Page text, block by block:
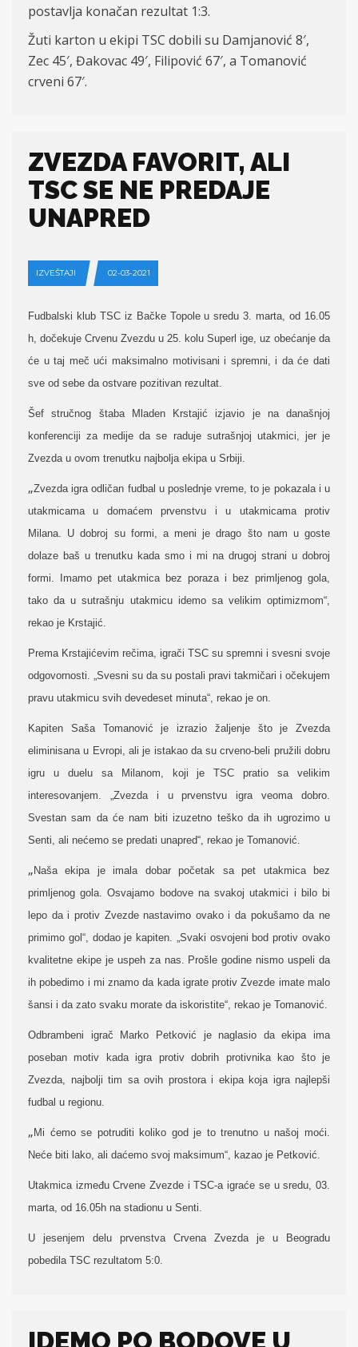
postavlja konačan rezultat 1:3.
Žuti karton u ekipi TSC dobili su Damjanović 8′,
Zec 45′, Đakovac 49′, Filipović 67′, a Tomanović
crveni 67′.
ZVEZDA FAVORIT, ALI
TSC SE NE PREDAJE
UNAPRED
IZVEŠTAJI 02-03-2021
Fudbalski klub TSC iz Bačke Topole u sredu 3. marta, od 16.05
h, dočekuje Crvenu Zvezdu u 25. kolu Superl ige, uz obećanje da
će u taj meč ući maksimalno motivisani i spremni, i da će dati
sve od sebe da ostvare pozitivan rezultat.
Šef stručnog štaba Mladen Krstajić izjavio je na današnjoj
konferenciji za medije da se raduje sutrašnjoj utakmici, jer je
Zvezda u ovom trenutku najbolja ekipa u Srbiji.
„Zvezda igra odličan fudbal u poslednje vreme, to je pokazala i u
utakmicama u domaćem prvenstvu i u utakmicama protiv
Milana. U dobroj su formi, a meni je drago što nam u goste
dolaze baš u trenutku kada smo i mi na drugoj strani u dobroj
formi. Imamo pet utakmica bez poraza i bez primljenog gola,
tako da u sutrašnju utakmicu idemo sa velikim optimizmom“,
rekao je Krstajić.
Prema Krstajićevim rečima, igrači TSC su spremni i svesni svoje
odgovornosti. „Svesni su da su postali pravi takmičari i očekujem
pravu utakmicu svih devedeset minuta“, rekao je on.
Kapiten Saša Tomanović je izrazio žaljenje što je Zvezda
eliminisana u Evropi, ali je istakao da su crveno-beli pružili dobru
igru u duelu sa Milanom, koji je TSC pratio sa velikim
interesovanjem. „Zvezda i u prvenstvu igra veoma dobro.
Svestan sam da će nam biti izuzetno teško da ih ugrozimo u
Senti, ali nećemo se predati unapred“, rekao je Tomanović.
„ Naša ekipa je imala dobar početak sa pet utakmica bez
primljenog gola. Osvajamo bodove na svakoj utakmici i bilo bi
lepo da i protiv Zvezde nastavimo ovako i da pokušamo da ne
primimo gol“, dodao je kapiten. „Svaki osvojeni bod protiv ovako
kvalitetne ekipe je uspeh za nas. Prošle godine nismo uspeli da
ih pobedimo i mi znamo da kada igrate protiv Zvezde imate malo
šansi i da zato svaku morate da iskoristite“, rekao je Tomanović.
Odbrambeni igrač Marko Petković je naglasio da ekipa ima
poseban motiv kada igra protiv dobrih protivnika kao što je
Zvezda, najbolji tim sa ovih prostora i ekipa koja igra najlepši
fudbal u regionu.
„ Mi ćemo se potruditi koliko god je to trenutno u našoj moći.
Neće biti lako, ali daćemo svoj maksimum“, kazao je Petković.
Utakmica između Crvene Zvezde i TSC-a igraće se u sredu, 03.
marta, od 16.05h na stadionu u Senti.
U jesenjem delu prvenstva Crvena Zvezda je u Beogradu
pobedila TSC rezultatom 5:0.
IDEMO PO BODOVE U